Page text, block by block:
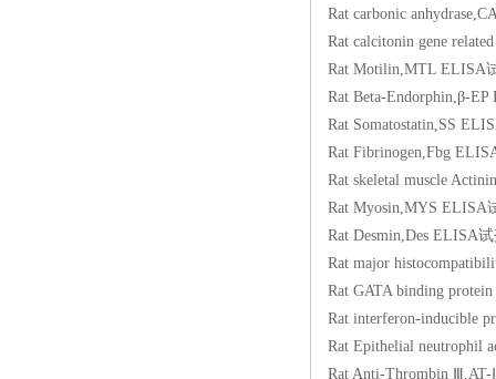
Rat carbonic
Rat calcitonin gene
Rat Motilin,MTL ELISA
Rat Beta-Endorphin,β-
Rat Somatostatin,SS
Rat Fibrinogen,Fbg
Rat skeletal muscle
Rat Myosin,MYS
Rat Desmin,Des ELISA
Rat major
Rat GATA binding
Rat interferon-inducible
Rat Epithelial neutrophil
Rat Anti-Thrombin